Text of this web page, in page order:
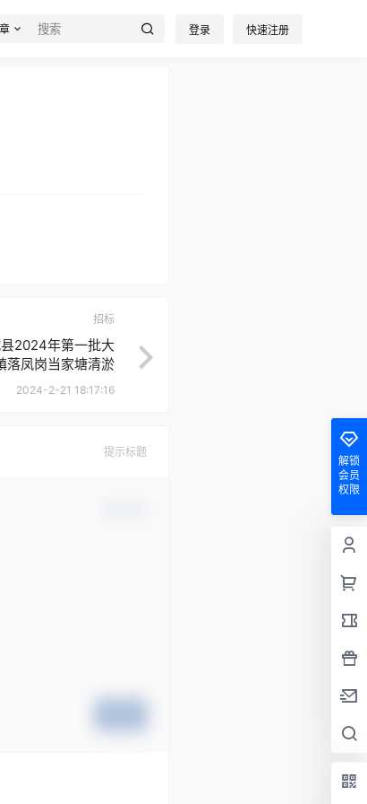
登录 快速注册
招标
县2024年第一批大
落凤岗当家塘清淤
加固工程
2024-2-21 18:17:16
提示标题
解锁
会员
权限